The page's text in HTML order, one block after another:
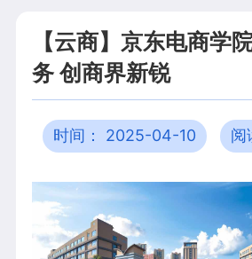
【云商】京东电商学
务 创商界新锐
时间： 2025-04-10 阅